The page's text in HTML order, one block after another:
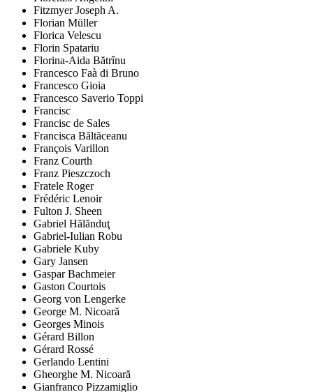
Fitzmyer Joseph A.
Florian Müller
Florica Velescu
Florin Spatariu
Florina-Aida Bătrînu
Francesco Faà di Bruno
Francesco Gioia
Francesco Saverio Toppi
Francisc
Francisc de Sales
Francisca Băltăceanu
François Varillon
Franz Courth
Franz Pieszczoch
Fratele Roger
Frédéric Lenoir
Fulton J. Sheen
Gabriel Hălănduţ
Gabriel-Iulian Robu
Gabriele Kuby
Gary Jansen
Gaspar Bachmeier
Gaston Courtois
Georg von Lengerke
George M. Nicoară
Georges Minois
Gérard Billon
Gérard Rossé
Gerlando Lentini
Gheorghe M. Nicoară
Gianfranco Pizzamiglio